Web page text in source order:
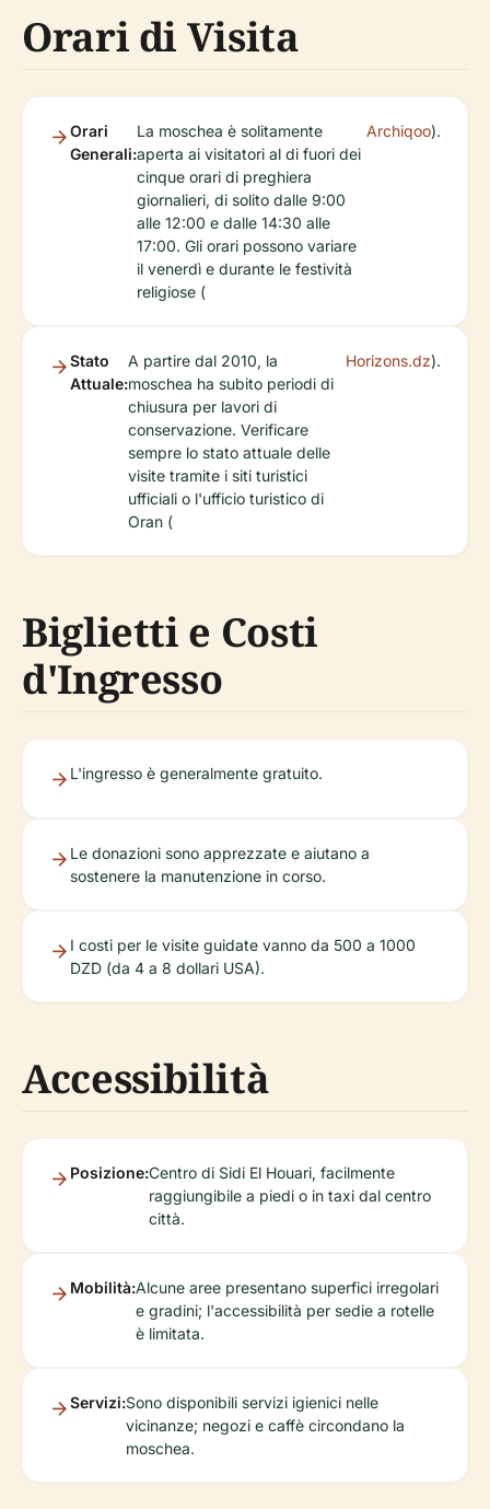
Orari di Visita
Orari
Generali:
La moschea è solitamente
aperta ai visitatori al di fuori dei
cinque orari di preghiera
giornalieri, di solito dalle 9:00
alle 12:00 e dalle 14:30 alle
17:00. Gli orari possono variare
il venerdì e durante le festività
religiose (
Archiqoo).
Stato
Attuale:
A partire dal 2010, la
moschea ha subito periodi di
chiusura per lavori di
conservazione. Verificare
sempre lo stato attuale delle
visite tramite i siti turistici
ufficiali o l'ufficio turistico di
Oran (
Horizons.dz).
Biglietti e Costi
d'Ingresso
L'ingresso è generalmente gratuito.
Le donazioni sono apprezzate e aiutano a
sostenere la manutenzione in corso.
I costi per le visite guidate vanno da 500 a 1000
DZD (da 4 a 8 dollari USA).
Accessibilità
Posizione:Centro di Sidi El Houari, facilmente
raggiungibile a piedi o in taxi dal centro
città.
Mobilità:Alcune aree presentano superfici irregolari
e gradini; l'accessibilità per sedie a rotelle
è limitata.
Servizi:Sono disponibili servizi igienici nelle
vicinanze; negozi e caffè circondano la
moschea.